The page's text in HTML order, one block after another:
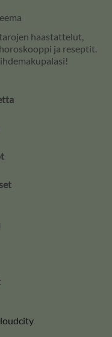
haastattelut,
ja reseptit.